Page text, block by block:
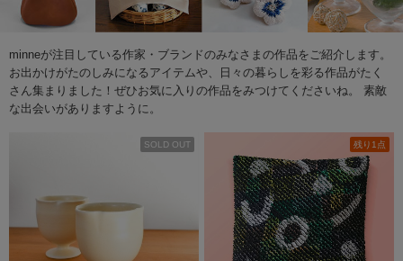
minneが注目している作家・ブランドのみなさまの作品をご紹介します。
お出かけがたのしみになるアイテムや、日々の暮らしを彩る作品がたく
さん集まりました！ぜひお気に入りの作品をみつけてくださいね。 素敵
な出会いがありますように。
SOLD OUT 残り1点